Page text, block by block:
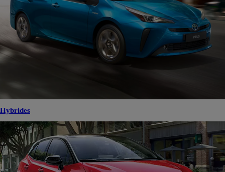
Hybrides